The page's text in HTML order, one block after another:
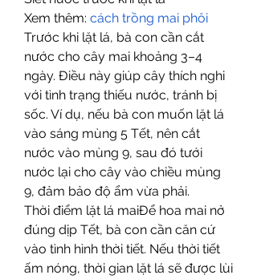
Xem thêm: cách trồng mai phôi
Trước khi lặt lá, bà con cần cắt
nước cho cây mai khoảng 3–4
ngày. Điều này giúp cây thích nghi
với tình trạng thiếu nước, tránh bị
sốc. Ví dụ, nếu bà con muốn lặt lá
vào sáng mùng 5 Tết, nên cắt
nước vào mùng 9, sau đó tưới
nước lại cho cây vào chiều mùng
9, đảm bảo độ ẩm vừa phải.
Thời điểm lặt lá maiĐể hoa mai nở
đúng dịp Tết, bà con cần căn cứ
vào tình hình thời tiết. Nếu thời tiết
ấm nóng, thời gian lặt lá sẽ được lùi